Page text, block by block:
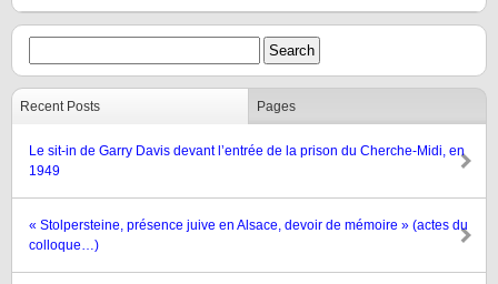
Recent Posts Pages
Le sit-in de Garry Davis devant l’entrée de la prison du Cherche-Midi, en
1949
« Stolpersteine, présence juive en Alsace, devoir de mémoire » (actes du
colloque…)